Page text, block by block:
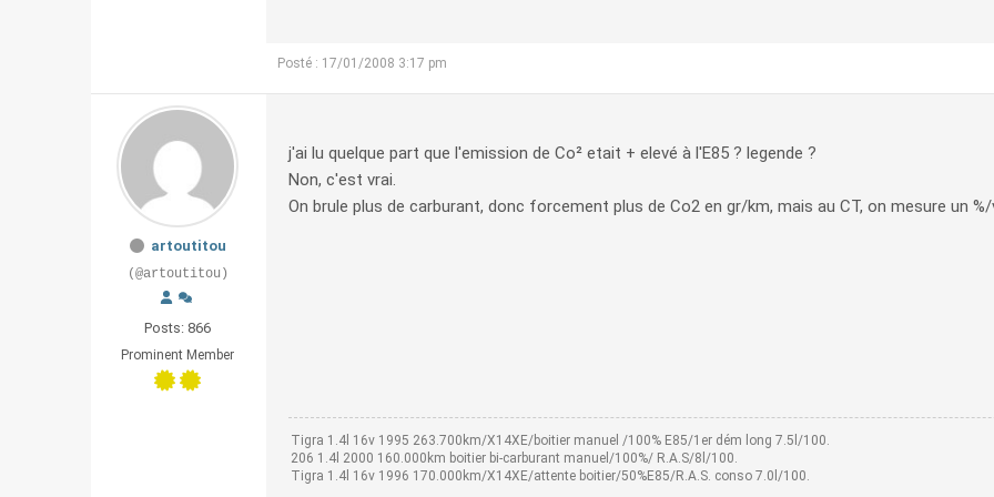
Posté : 17/01/2008 3:17 pm
artoutitou
(@artoutitou)
Posts: 866
Prominent Member
j'ai lu quelque part que l'emission de Co² etait + elevé à l'E85 ? legende ?
Non, c'est vrai.
On brule plus de carburant, donc forcement plus de Co2 en gr/km, mais au CT, on mesure un
Tigra 1.4l 16v 1995 263.700km/X14XE/boitier manuel /100% E85/1er dém long 7.5l/100.
206 1.4l 2000 160.000km boitier bi-carburant manuel/100%/ R.A.S/8l/100.
Tigra 1.4l 16v 1996 170.000km/X14XE/attente boitier/50%E85/R.A.S. conso 7.0l/100.